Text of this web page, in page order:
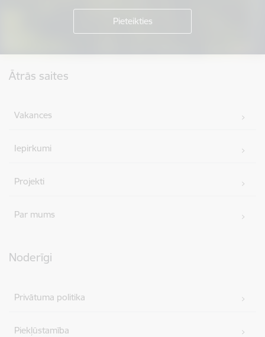
Ātrās saites
Vakances
Iepirkumi
Projekti
Par mums
Noderīgi
Privātuma politika
Piekļūstamība